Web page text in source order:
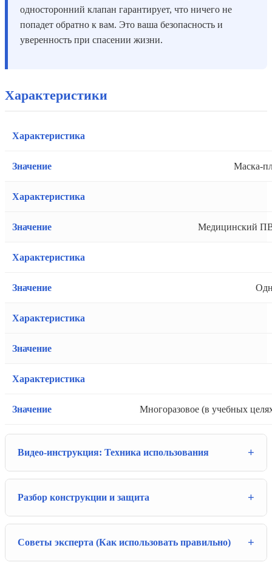
односторонний клапан гарантирует, что ничего не
попадет обратно к вам. Это ваша безопасность и
уверенность при спасении жизни.
Характеристики
Маска-
Медицинский
Многоразовое (в учебных
Видео-инструкция: Техника использования
Разбор конструкции и защита
Советы эксперта (Как использовать правильно)